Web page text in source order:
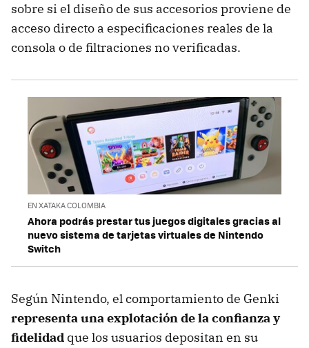
sobre si el diseño de sus accesorios proviene de
acceso directo a especificaciones reales de la
consola o de filtraciones no verificadas.
EN XATAKA COLOMBIA
Ahora podrás prestar tus juegos digitales gracias al
nuevo sistema de tarjetas virtuales de Nintendo
Switch
Según Nintendo, el comportamiento de Genki
representa una explotación de la confianza y
fidelidad que los usuarios depositan en su